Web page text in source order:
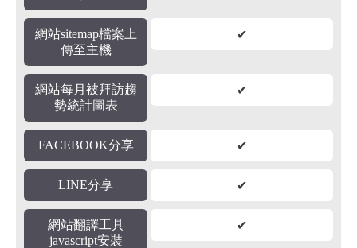
網站sitemap檔案上
傳至主機
✔
網站每月被拜訪趨
勢統計圖表
✔
FACEBOOK分享 ✔
LINE分享 ✔
網站翻譯工具
javascript安裝
✔